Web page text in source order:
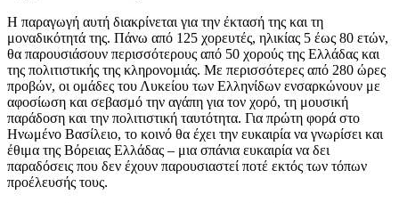
Η παραγωγή αυτή διακρίνεται για την έκτασή της και τη
μοναδικότητά της. Πάνω από 125 χορευτές, ηλικίας 5 έως 80 ετών,
θα παρουσιάσουν περισσότερους από 50 χορούς της Ελλάδας και
της πολιτιστικής της κληρονομιάς. Με περισσότερες από 280 ώρες
προβών, οι ομάδες του Λυκείου των Ελληνίδων ενσαρκώνουν με
αφοσίωση και σεβασμό την αγάπη για τον χορό, τη μουσική
παράδοση και την πολιτιστική ταυτότητα. Για πρώτη φορά στο
Ηνωμένο Βασίλειο, το κοινό θα έχει την ευκαιρία να γνωρίσει και
έθιμα της Βόρειας Ελλάδας – μια σπάνια ευκαιρία να δει
παραδόσεις που δεν έχουν παρουσιαστεί ποτέ εκτός των τόπων
προέλευσής τους.